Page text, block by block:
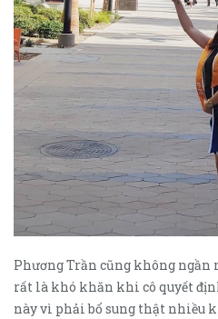
Phương Trần cũng không ngần
rất là khó khăn khi cô quyết
này vì phải bổ sung thật nhiều